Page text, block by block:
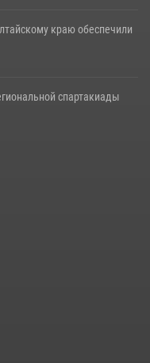
краю обеспечили
спартакиады